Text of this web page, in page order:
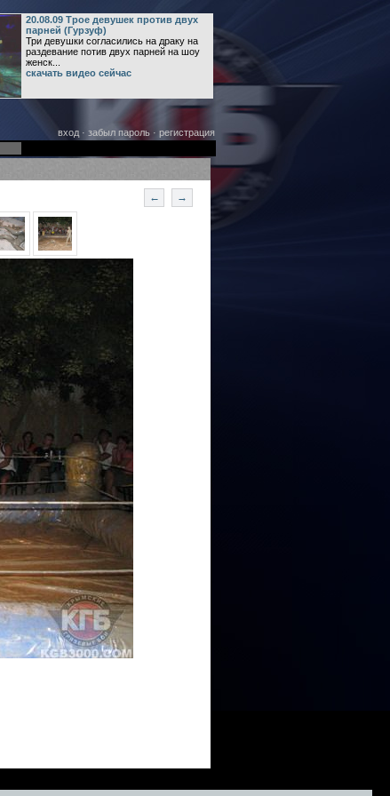
20.08.09 Трое девушек против двух
парней (Гурзуф)
Три девушки согласились на драку на
раздевание потив двух парней на шоу
женск...
скачать видео сейчас
вход· забыл пароль· регистрация
← →